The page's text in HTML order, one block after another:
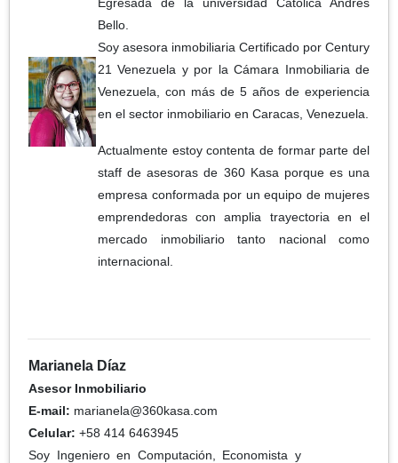
Bello.
Soy asesora inmobiliaria Certificado por Century
21 Venezuela y por la Cámara Inmobiliaria de
Venezuela, con más de 5 años de experiencia
en el sector inmobiliario en Caracas, Venezuela.
Actualmente estoy contenta de formar parte del
staff de asesoras de 360 Kasa porque es una
empresa conformada por un equipo de mujeres
emprendedoras con amplia trayectoria en el
mercado inmobiliario tanto nacional como
internacional.
Marianela Díaz
Asesor Inmobiliario
E-mail: marianela@360kasa.com
Celular: +58 414 6463945
Soy Ingeniero en Computación, Economista y